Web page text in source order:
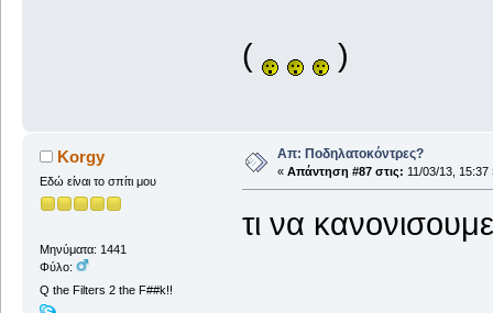
( )
Korgy
Εδώ είναι το σπίτι μου
Μηνύματα: 1441
Φύλο:
Q the Filters 2 the F##k!!
Απ: Ποδηλατοκόντρες?
« Απάντηση #87 στις: 11/03/13, 15:37
τι να